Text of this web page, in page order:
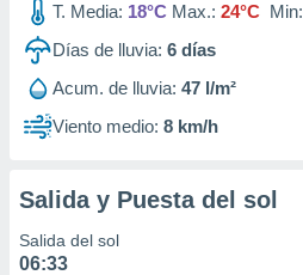
T. Media: 18°C Max.: 24°C Min:
Días de lluvia: 6 días
Acum. de lluvia: 47 l/m²
Viento medio: 8 km/h
Salida y Puesta del sol
Salida del sol
06:33